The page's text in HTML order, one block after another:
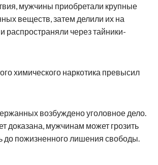
мужчины приобретали крупные
веществ, затем делили их на
распространяли через тайники-
химического наркотика превысил
возбуждено уголовное дело.
доказана, мужчинам может грозить
до пожизненного лишения свободы.